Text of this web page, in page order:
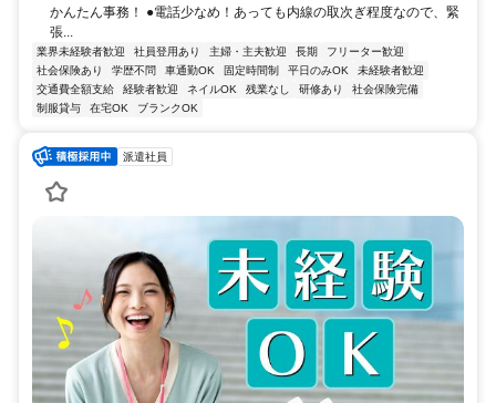
かんたん事務！ ●電話少なめ！あっても内線の取次ぎ程度なので、緊
張...
業界未経験者歓迎 社員登用あり 主婦・主夫歓迎 長期
フリーター歓迎
社会保険あり
学歴不問 車通勤OK 固定時間制 平日のみOK
未経験者歓迎
交通費全額支給
経験者歓迎 ネイルOK 残業なし 研修あり
社会保険完備
制服貸与
在宅OK ブランクOK
派遣社員